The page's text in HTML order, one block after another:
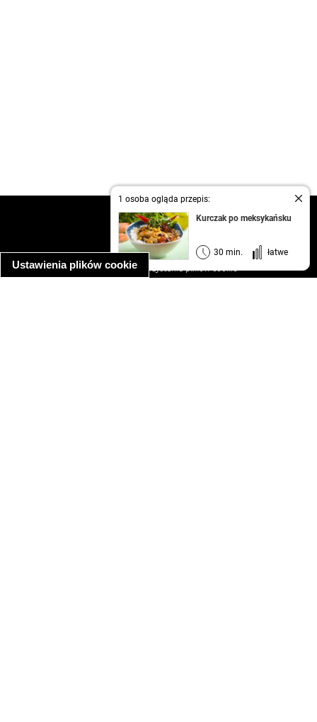
Ustawienia plików cookie
1 osoba ogląda przepis:
Kurczak po meksykańsku
30 min. łatwe
kontakt
regulamin
informacja o prywatności
informacja o wykorzystaniu plików cookie